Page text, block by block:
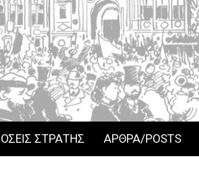
ΣΤΡΑΤΗΣ ΑΡΘΡΑ/POSTS